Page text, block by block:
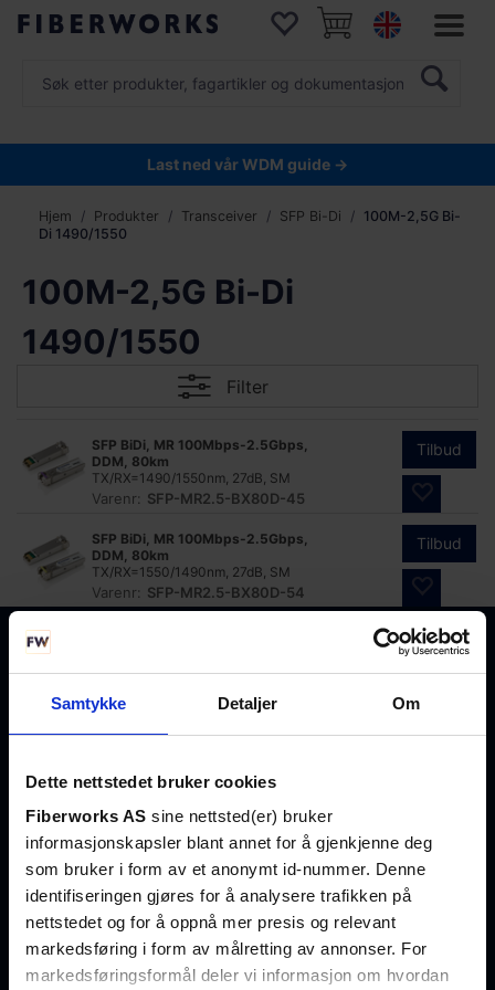
Samtykke Detaljer Om
Dette nettstedet bruker cookies
Fiberworks AS sine nettsted(er) bruker
informasjonskapsler blant annet for å gjenkjenne deg
som bruker i form av et anonymt id-nummer. Denne
identifiseringen gjøres for å analysere trafikken på
nettstedet og for å oppnå mer presis og relevant
markedsføring i form av målretting av annonser. For
markedsføringsformål deler vi informasjon om hvordan
Last ned vår WDM guide →
Hjem Produkter Transceiver SFP Bi-Di
100M-2,5G Bi-
Di 1490/1550
100M-2,5G Bi-Di
1490/1550
Filter
SFP BiDi, MR 100Mbps-2.5Gbps,
DDM, 80km
TX/RX=1490/1550nm, 27dB, SM
Varenr: SFP-MR2.5-BX80D-45
Tilbud
SFP BiDi, MR 100Mbps-2.5Gbps,
DDM, 80km
TX/RX=1550/1490nm, 27dB, SM
Varenr: SFP-MR2.5-BX80D-54
Tilbud
+47 23
03 53 30
Hentepunkt
og lager
Eikenga 11
0579 Oslo
Åpent alle
hverdager
MPO/MTP
Fibersnor
Aktivt utstyr
TAPs og
splittere
Paneler/skap
Komponenter
Klimakammer
Service
Nettverksanalyse
Fiberanalyse WDM
Løsninger
AS
Om oss
Kontakt oss
Registrer
konto
Kundesenter